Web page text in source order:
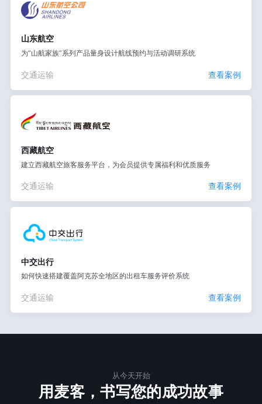
山东航空
为“山航家族”系列产品量身设计航线预约与活动调研系统
交通运输 查看案例
西藏航空
建立西藏航空旅客服务平台，为会员提供专属福利和优质服务
交通运输 查看案例
中交出行
如何快速搭建覆盖阿克苏全地区的出租车服务评价系统
交通运输 查看案例
从今天开始
用麦客，书写您的成功故事